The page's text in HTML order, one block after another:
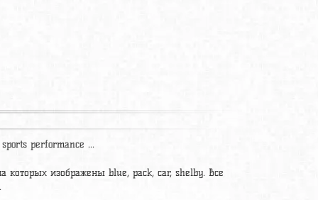
performance ...
которых изображены blue, pack, car, shelby. Все